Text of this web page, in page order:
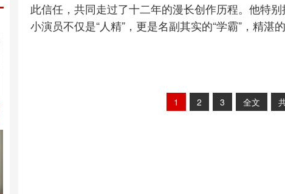
此信任，共同走过了十二年的漫长创作历程。他特
小演员不仅是“人精”，更是名副其实的“学霸”，精
1 2 3 全文